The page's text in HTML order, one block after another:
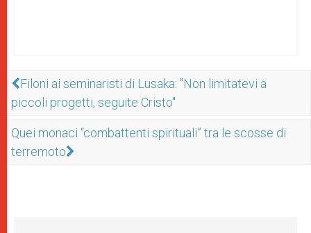
Filoni ai seminaristi di Lusaka: "Non limitatevi a
piccoli progetti, seguite Cristo"
Quei monaci “combattenti spirituali” tra le scosse di
terremoto